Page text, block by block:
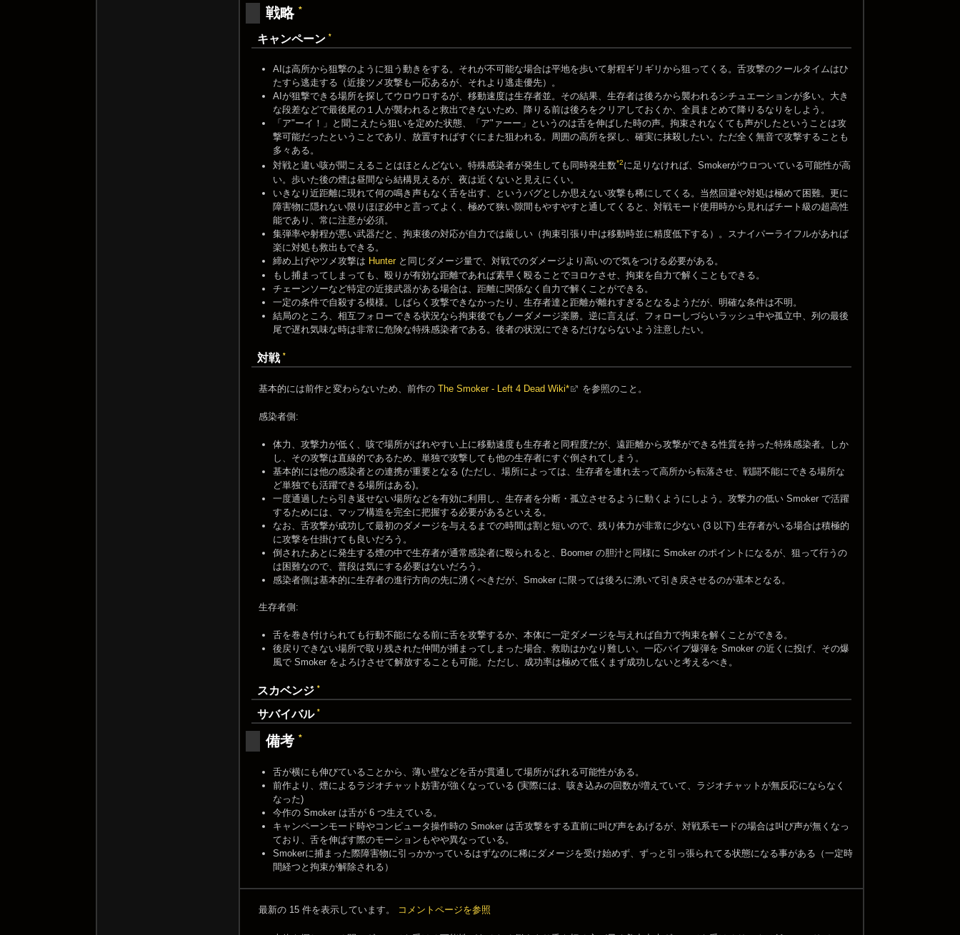
戦略 *
キャンペーン *
AIは高所から狙撃のように狙う動きをする。それが不可能な場合は平地を歩いて射程ギリギリから狙ってくる。舌攻撃のクールタイムはひ
たすら逃走する（近接ツメ攻撃も一応あるが、それより逃走優先）。
AIが狙撃できる場所を探してウロウロするが、移動速度は生存者並。その結果、生存者は後ろから襲われるシチュエーションが多い。大き
な段差などで最後尾の１人が襲われると救出できないため、降りる前は後ろをクリアしておくか、全員まとめて降りるなりをしよう。
「ア"ーイ！」と聞こえたら狙いを定めた状態、「ア"ァーー」というのは舌を伸ばした時の声。拘束されなくても声がしたということは攻
撃可能だったということであり、放置すればすぐにまた狙われる。周囲の高所を探し、確実に抹殺したい。ただ全く無音で攻撃することも
多々ある。
対戦と違い咳が聞こえることはほとんどない。特殊感染者が発生しても同時発生数*2に足りなければ、Smokerがウロついている可能性が高
い。歩いた後の煙は昼間なら結構見えるが、夜は近くないと見えにくい。
いきなり近距離に現れて何の鳴き声もなく舌を出す、というバグとしか思えない攻撃も稀にしてくる。当然回避や対処は極めて困難。更に
障害物に隠れない限りほぼ必中と言ってよく、極めて狭い隙間もやすやすと通してくると、対戦モード使用時から見ればチート級の超高性
能であり、常に注意が必須。
集弾率や射程が悪い武器だと、拘束後の対応が自力では厳しい（拘束引張り中は移動時並に精度低下する）。スナイパーライフルがあれば
楽に対処も救出もできる。
締め上げやツメ攻撃は Hunterと同じダメージ量で、対戦でのダメージより高いので気をつける必要がある。
もし捕まってしまっても、殴りが有効な距離であれば素早く殴ることでヨロケさせ、拘束を自力で解くこともできる。
チェーンソーなど特定の近接武器がある場合は、距離に関係なく自力で解くことができる。
一定の条件で自殺する模様。しばらく攻撃できなかったり、生存者達と距離が離れすぎるとなるようだが、明確な条件は不明。
結局のところ、相互フォローできる状況なら拘束後でもノーダメージ楽勝。逆に言えば、フォローしづらいラッシュ中や孤立中、列の最後
尾で遅れ気味な時は非常に危険な特殊感染者である。後者の状況にできるだけならないよう注意したい。
対戦 *
基本的には前作と変わらないため、前作のThe Smoker - Left 4 Dead Wiki* を参照のこと。
感染者側:
体力、攻撃力が低く、咳で場所がばれやすい上に移動速度も生存者と同程度だが、遠距離から攻撃ができる性質を持った特殊感染者。しか
し、その攻撃は直線的であるため、単独で攻撃しても他の生存者にすぐ倒されてしまう。
基本的には他の感染者との連携が重要となる (ただし、場所によっては、生存者を連れ去って高所から転落させ、戦闘不能にできる場所な
ど単独でも活躍できる場所はある)。
一度通過したら引き返せない場所などを有効に利用し、生存者を分断・孤立させるように動くようにしよう。攻撃力の低い Smoker で活躍
するためには、マップ構造を完全に把握する必要があるといえる。
なお、舌攻撃が成功して最初のダメージを与えるまでの時間は割と短いので、残り体力が非常に少ない (3 以下) 生存者がいる場合は積極的
に攻撃を仕掛けても良いだろう。
倒されたあとに発生する煙の中で生存者が通常感染者に殴られると、Boomer の胆汁と同様に Smoker のポイントになるが、狙って行うの
は困難なので、普段は気にする必要はないだろう。
感染者側は基本的に生存者の進行方向の先に湧くべきだが、Smoker に限っては後ろに湧いて引き戻させるのが基本となる。
生存者側:
舌を巻き付けられても行動不能になる前に舌を攻撃するか、本体に一定ダメージを与えれば自力で拘束を解くことができる。
後戻りできない場所で取り残された仲間が捕まってしまった場合、救助はかなり難しい。一応パイプ爆弾を Smoker の近くに投げ、その爆
風で Smoker をよろけさせて解放することも可能。ただし、成功率は極めて低くまず成功しないと考えるべき。
スカベンジ *
サバイバル *
備考 *
舌が横にも伸びていることから、薄い壁などを舌が貫通して場所がばれる可能性がある。
前作より、煙によるラジオチャット妨害が強くなっている (実際には、咳き込みの回数が増えていて、ラジオチャットが無反応にならなく
なった)
今作の Smoker は舌が 6 つ生えている。
キャンペーンモード時やコンピュータ操作時の Smoker は舌攻撃をする直前に叫び声をあげるが、対戦系モードの場合は叫び声が無くなっ
ており、舌を伸ばす際のモーションもやや異なっている。
Smokerに捕まった際障害物に引っかかっているはずなのに稀にダメージを受け始めず、ずっと引っ張られてる状態になる事がある（一定時
間経つと拘束が解除される）
最新の 15 件を表示しています。 コメントページを参照